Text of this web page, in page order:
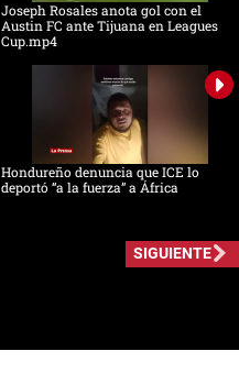
Joseph Rosales anota gol con el
Austin FC ante Tijuana en Leagues
Cup.mp4
Hondureño denuncia que ICE lo
deportó “a la fuerza” a África
SIGUIENTE